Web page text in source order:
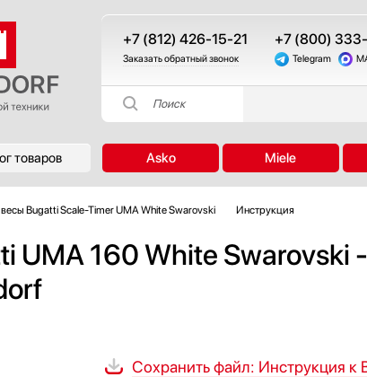
+7 (812) 426-15-21
Заказать обратный звонок
+7 (800)
Telegram
Поиск
товаров Asko Miele
Bugatti Scale-Timer UMA White Swarovski Инструкция
UMA 160 White Swarovski
Сохранить файл: Инструкция к